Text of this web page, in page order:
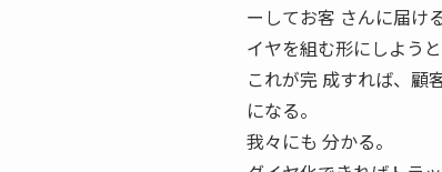
ーしてお客 さんに届け
イヤを組む形にしようと
これが完 成すれば、顧
になる。
我々にも 分かる。